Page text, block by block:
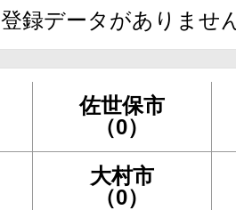
登録データがありませ
佐世保市
（0）
大村市
（0）